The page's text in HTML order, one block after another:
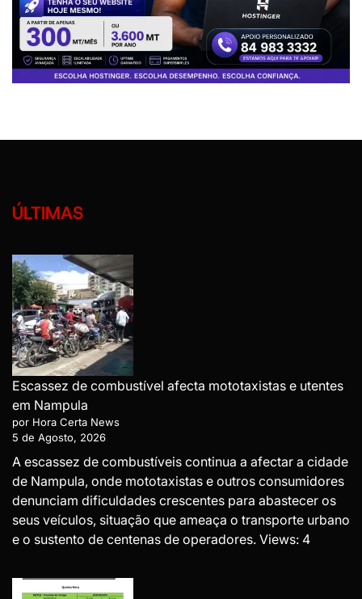
ÚLTIMAS
Escassez de combustível afecta mototaxistas e utentes
em Nampula
por Hora Certa News
5 de Agosto, 2026
A escassez de combustíveis continua a afectar a cidade
de Nampula, onde mototaxistas e outros consumidores
denunciam dificuldades crescentes para abastecer os
seus veículos, situação que ameaça o transporte urbano
e o sustento de centenas de operadores. Views: 4